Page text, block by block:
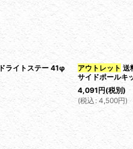
ライトステー 41φ
アウトレット 送
サイドポールキ
4,091円(税別)
(税込 : 4,500円)